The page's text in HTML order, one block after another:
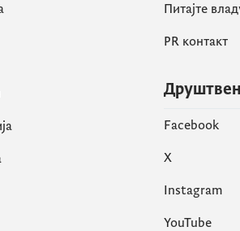
Питајте
PR контакт
Facebook
X
Instagram
YouTube